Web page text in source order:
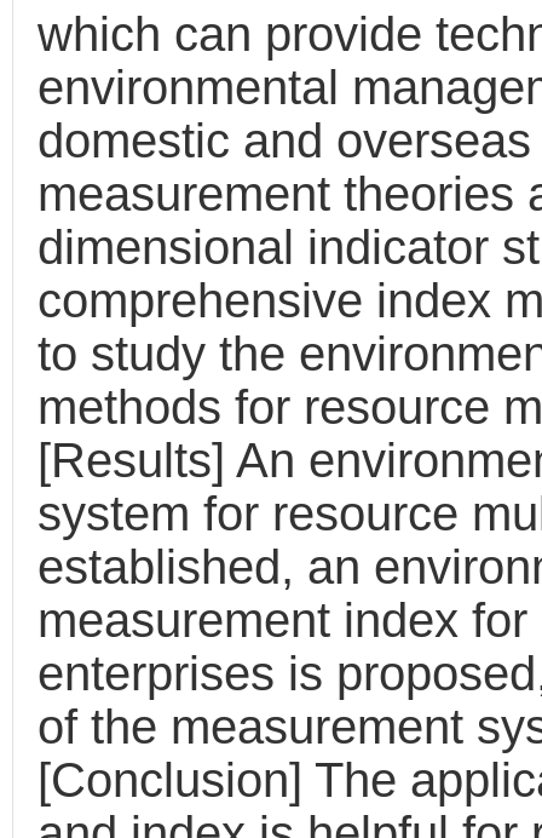
which can provide
environmental
domestic and
measurement theories
dimensional indicator
comprehensive index
to study the
methods for resource
[Results] An
system for resource
established, an
measurement index
enterprises is
of the measurement
[Conclusion] The